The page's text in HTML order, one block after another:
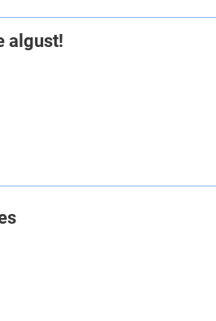
algust!